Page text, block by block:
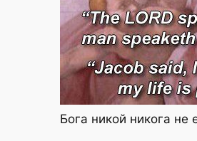
Бога никой никога не